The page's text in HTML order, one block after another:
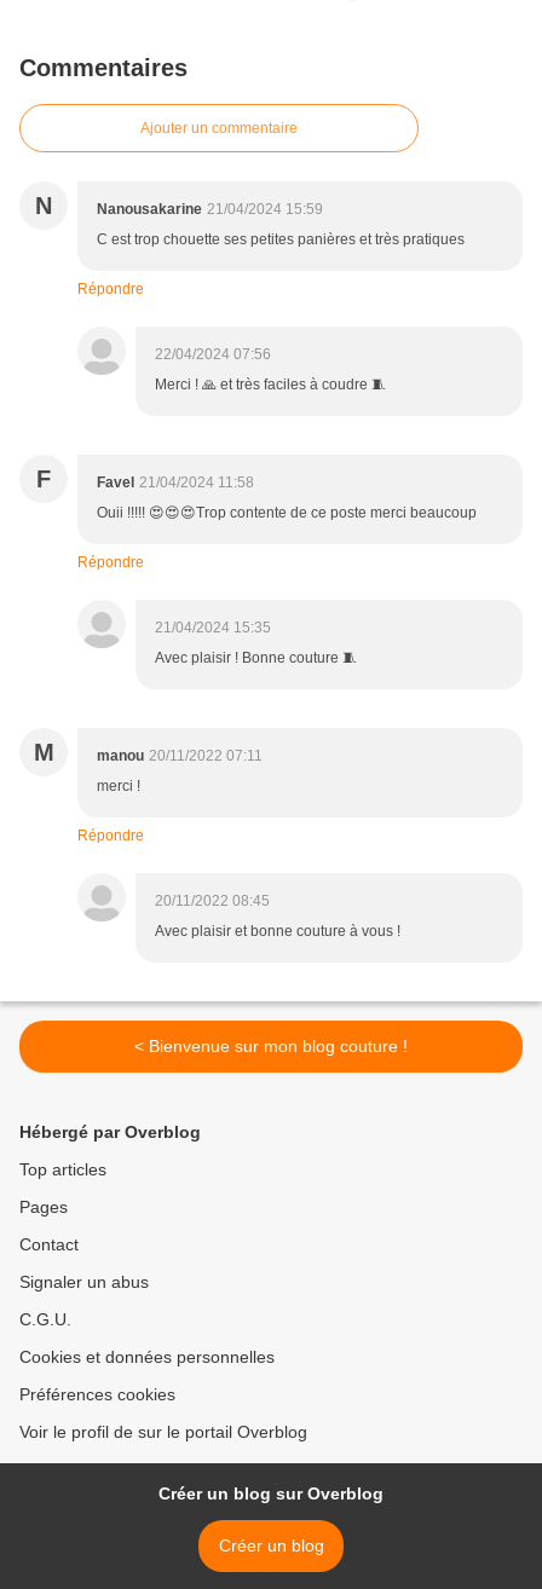
Commentaires
Ajouter un commentaire
N Nanousakarine 21/04/2024 15:59
C est trop chouette ses petites panières et très pratiques
Répondre
22/04/2024 07:56
Merci ! 🙏 et très faciles à coudre 🧵
F Favel 21/04/2024 11:58
Ouii !!!!! 😍😍😍Trop contente de ce poste merci beaucoup
Répondre
21/04/2024 15:35
Avec plaisir ! Bonne couture 🧵
M manou 20/11/2022 07:11
merci !
Répondre
20/11/2022 08:45
Avec plaisir et bonne couture à vous !
< Bienvenue sur mon blog couture !
Hébergé par Overblog
Top articles
Pages
Contact
Signaler un abus
C.G.U.
Cookies et données personnelles
Préférences cookies
Voir le profil de sur le portail Overblog
Créer un blog sur Overblog
Créer un blog